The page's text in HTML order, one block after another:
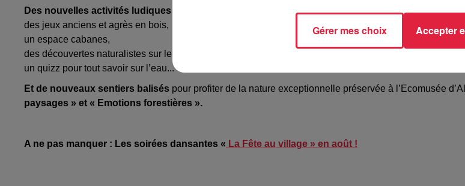
Des nouvelles activités ludiques et pédagogiques
pour les enfants avec
des jeux anciens et agrès en bois,
un espace cabanes,
des découvertes naturalistes sur le sentier des explorateurs,
un quizz pour tout savoir sur l’eau...
Et de nouveaux sentiers balisés pour profiter de la nature exceptionnelle préservée à l’Ecomusée
paysages » et « Emotions forestières ».
A ne pas manquer : Les soirées dansantes « La Fête au village » en août !
Gérer mes choix Accepter